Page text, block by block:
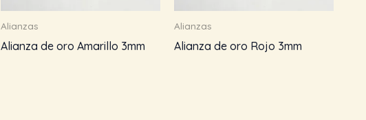
Alianzas
Alianza de oro Amarillo 3mm
Alianzas
Alianza de oro Rojo 3mm